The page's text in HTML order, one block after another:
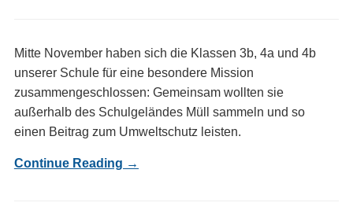
Mitte November haben sich die Klassen 3b, 4a und 4b
unserer Schule für eine besondere Mission
zusammengeschlossen: Gemeinsam wollten sie
außerhalb des Schulgeländes Müll sammeln und so
einen Beitrag zum Umweltschutz leisten.
Continue Reading →